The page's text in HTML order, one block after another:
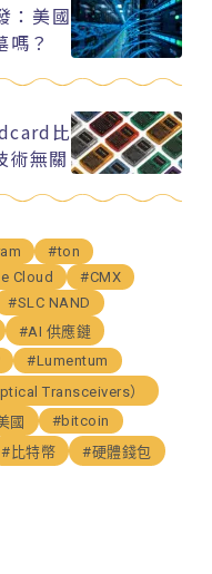
：美國
嗎？
比
術無關
#ton
Cloud
#CMX
#SLC NAND
#AI 供應鏈
#Lumentum
Transceivers）
國
#bitcoin
#比特幣
#硬體錢包